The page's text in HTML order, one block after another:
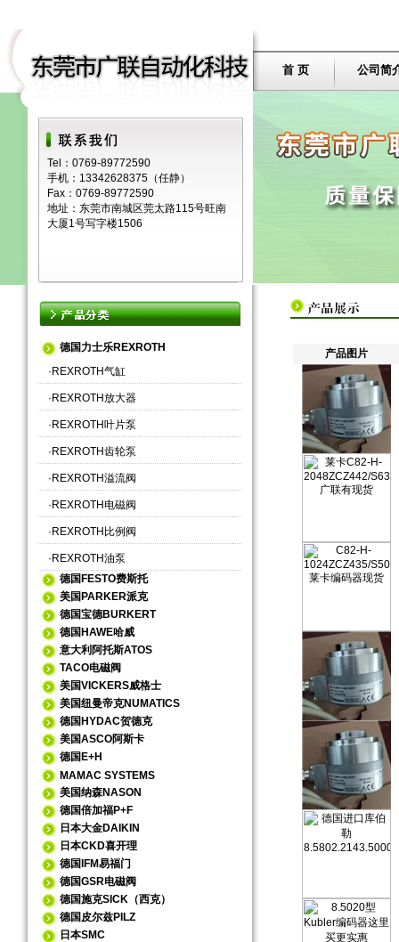
Tel：0769-89772590
手机：13342628375（任静）
Fax：0769-89772590
地址：东莞市南城区莞太路115号旺南
大厦1号写字楼1506
首 页 公司简
德国力士乐REXROTH
· REXROTH气缸
· REXROTH放大器
· REXROTH叶片泵
· REXROTH齿轮泵
· REXROTH溢流阀
· REXROTH电磁阀
· REXROTH比例阀
· REXROTH油泵
德国FESTO费斯托
美国PARKER派克
德国宝德BURKERT
德国HAWE哈威
意大利阿托斯ATOS
TACO电磁阀
美国VICKERS威格士
美国纽曼帝克NUMATICS
德国HYDAC贺德克
美国ASCO阿斯卡
德国E+H
MAMAC SYSTEMS
美国纳森NASON
德国倍加福P+F
日本大金DAIKIN
日本CKD喜开理
德国IFM易福门
德国GSR电磁阀
德国施克SICK（西克）
德国皮尔兹PILZ
日本SMC
产品图片